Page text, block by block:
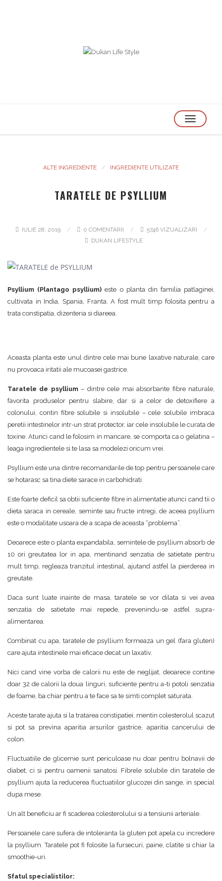
TOGGLE
ALTE INGREDIENTE INGREDIENTE UTILIZATE
TARATELE DE PSYLLIUM
IULIE 28, 2019 0 COMENTARII
5746 VIZUALIZARI
DUKAN LIFESTYLE
Psyllium (Plantago psyllium) este o planta din familia patlaginei,
cultivata in India, Spania, Franta. A fost mult timp folosita pentru a
trata constipatia, dizenteria si diareea.
Aceasta planta este unul dintre cele mai bune laxative naturale, care
nu provoaca iritatii ale mucoasei gastrice.
Taratele de psyllium– dintre cele mai absorbante fibre naturale,
favorita produselor pentru slabire, dar si a celor de detoxifiere a
colonului, contin fibre solubile si insolubile – cele solubile imbraca
peretii intestinelor intr-un strat protector, iar cele insolubile le curata de
toxine. Atunci cand le folosim in mancare, se comporta ca o gelatina –
leaga ingredientele si te lasa sa modelezi oricum vrei.
Psyllium este una dintre recomandarile de top pentru persoanele care
se hotarasc sa tina diete sarace in carbohidrati.
Este foarte deficil sa obtii suficiente fibre in alimentatie atunci cand tii o
dieta saraca in cereale, seminte sau fructe intregi, de aceea psyllium
este o modalitate usoara de a scapa de aceasta “problema”.
Deoarece este o planta expandabila, semintele de psyllium absorb de
10 ori greutatea lor in apa, mentinand senzatia de satietate pentru
mult timp, regleaza tranzitul intestinal, ajutand astfel la pierderea in
greutate.
Daca sunt luate inainte de masa, taratele se vor dilata si vei avea
senzatia de satietate mai repede, prevenindu-se astfel supra-
alimentarea.
Combinat cu apa, taratele de psyllium formeaza un gel (fara gluten)
care ajuta intestinele mai eficace decat un laxativ.
Nici cand vine vorba de calorii nu este de neglijat, deoarece contine
doar 32 de calorii la doua linguri, suficiente pentru a-ti potoli senzatia
de foame, ba chiar pentru a te face sa te simti complet saturata.
Aceste tarate ajuta si la tratarea constipatiei, mentin colesterolul scazut
si pot sa previna aparitia arsurilor gastrice, aparitia cancerului de
colon.
Fluctuatiile de glicemie sunt periculoase nu doar pentru bolnavii de
diabet, ci si pentru oamenii sanatosi. Fibrele solubile din taratele de
psyllium ajuta la reducerea fluctuatiilor glucozei din sange, in special
dupa mese.
Un alt beneficiu ar fi scaderea colesterolului si a tensiunii arteriale.
Persoanele care sufera de intoleranta la gluten pot apela cu incredere
la psyllium. Taratele pot fi folosite la fursecuri, paine, clatite si chiar la
smoothie-uri.
Sfatul specialistilor: